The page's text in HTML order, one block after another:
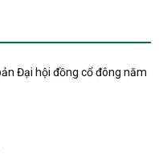
Đại hội đồng cổ đông năm